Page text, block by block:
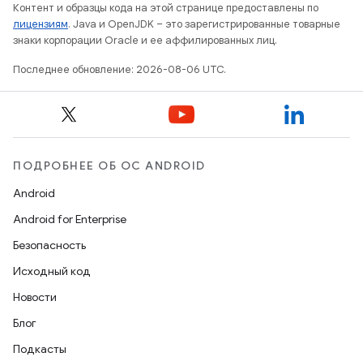
Контент и образцы кода на этой странице предоставлены по
лицензиям. Java и OpenJDK – это зарегистрированные товарные
знаки корпорации Oracle и ее аффилированных лиц.
Последнее обновление: 2026-08-06 UTC.
ПОДРОБНЕЕ ОБ ОС ANDROID
Android
Android for Enterprise
Безопасность
Исходный код
Новости
Блог
Подкасты